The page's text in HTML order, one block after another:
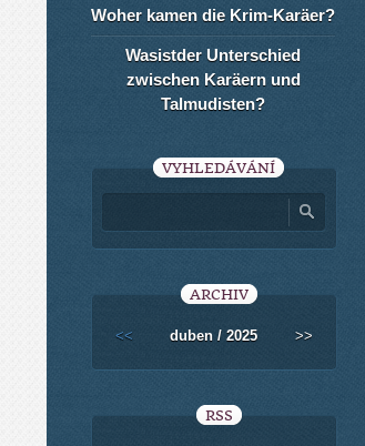
Woher kamen die Krim-Karäer?
Wasistder Unterschied
zwischen Karäern und
Talmudisten?
VYHLEDÁVÁNÍ
ARCHIV
<< duben / 2025 >>
RSS